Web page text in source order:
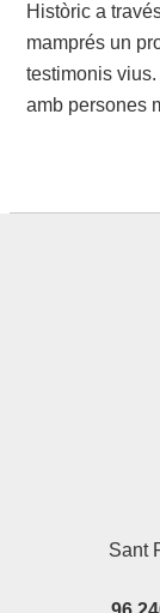
Històric a
mamprés un
testimonis
amb persones
Sant